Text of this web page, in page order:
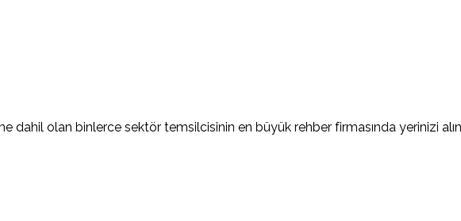
dahil olan binlerce sektör temsilcisinin en büyük rehber firmasında yerinizi